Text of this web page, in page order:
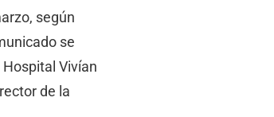
según
se
Vivían
de la